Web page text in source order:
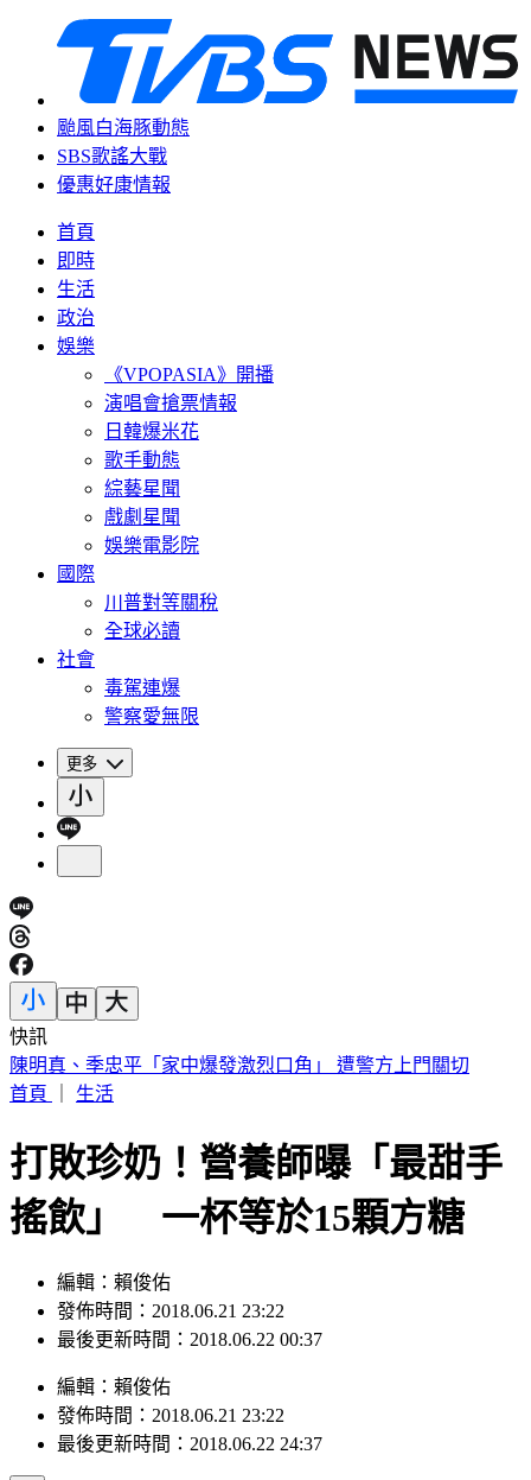
颱風白海豚動態
SBS歌謠大戰
優惠好康情報
首頁
即時
生活
政治
娛樂
《VPOPASIA》開播
演唱會搶票情報
日韓爆米花
歌手動態
綜藝星聞
戲劇星聞
娛樂電影院
國際
川普對等關稅
全球必讀
社會
毒駕連爆
警察愛無限
更多
快訊
瑪丹娜重要推手！大咖製作人「家中身亡」享壽69歲
首頁
生活
打敗珍奶！營養師曝「最甜手
搖飲」 一杯等於15顆方糖
編輯：賴俊佑
發佈時間：2018.06.21 23:22
最後更新時間：2018.06.22 00:37
編輯 ： 賴俊佑
發佈時間： 2018.06.21 23:22
最後更新時間： 2018.06.22 24:37